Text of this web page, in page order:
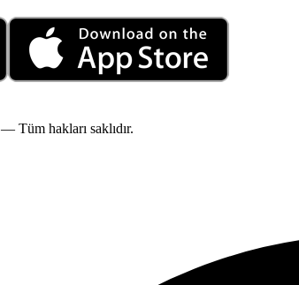
— Tüm hakları saklıdır.